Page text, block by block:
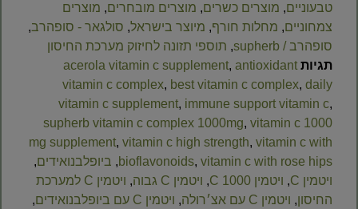
טבעוניים, מוצרים כשרים, מוצרים מובחרים, מוצרים
צמחוניים, מחלות חורף, מיוצר בישראל, סולגאר - סופהרב,
סופהרב / supherb
, תוספי תזונה לחיזוק מערכת החיסון
תגיות
acerola vitamin c supplement, antioxidant
vitamin c complex, best vitamin c complex, daily
vitamin c supplement, immune support vitamin c,
supherb vitamin c complex 1000mg, vitamin c 1000
mg supplement, vitamin c high strength, vitamin c with
bioflavonoids, vitamin c with rose hips
, ביופלבנואידים,
ויטמין C
, ויטמין C 1000 , ויטמין C גבוה ,
ויטמין C למערכת
החיסון, ויטמין C עם אצ׳רולה , ויטמין C עם ביופלבנואידים
,